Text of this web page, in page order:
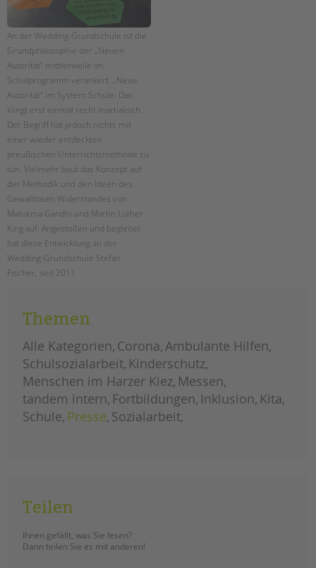
Datenschutz
Hinweisgebersystem
Intranet
An der Wedding-Grundschule ist die
Grundphilosophie der „Neuen
Autorität“ mittlerweile im
Schulprogramm verankert. „Neue
Autorität“ im System Schule: Das
klingt erst einmal recht martialisch.
Der Begriff hat jedoch nichts mit
einer wieder entdeckten
preußischen Unterrichtsmethode zu
tun. Vielmehr baut das Konzept auf
der Methodik und den Ideen des
Gewaltlosen Widerstandes von
Mahatma Gandhi und Martin Luther
King auf. Angestoßen und begleitet
hat diese Entwicklung an der
Wedding-Grundschule Stefan
Fischer, seit 2011
Einblick in das Thema.
weiterlesenstärke
statt
macht:
„neue
autorität“
im
system
schule
Themen
Alle Kategorien Corona Ambulante Hilfen
Schulsozialarbeit Kinderschutz
Menschen im Harzer Kiez Messen
tandem intern Fortbildungen Inklusion Kita
Schule Presse Sozialarbeit
Teilen
Ihnen gefällt, was Sie lesen?
Dann teilen Sie es mit anderen!